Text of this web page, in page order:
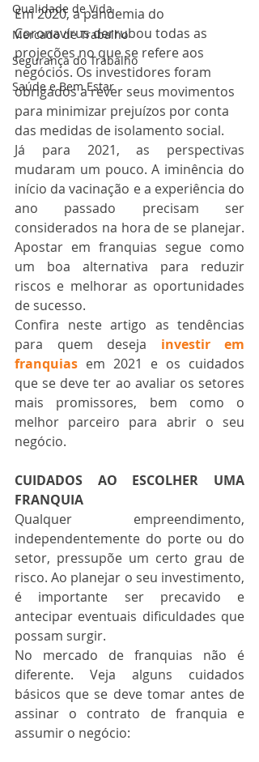
Qualidade de Vida
Mercado de Trabalho
Segurança do Trabalho
Saúde e Bem Estar
Em 2020, a pandemia do
Coronavírus derrubou todas as
projeções no que se refere aos
negócios. Os investidores foram
obrigados a rever seus movimentos
para minimizar prejuízos por conta
das medidas de isolamento social.
Já para 2021, as perspectivas
mudaram um pouco. A iminência do
início da vacinação e a experiência do
ano passado precisam ser
considerados na hora de se planejar.
Apostar em franquias segue como
um boa alternativa para reduzir
riscos e melhorar as oportunidades
de sucesso.
Confira neste artigo as tendências
para quem deseja investir em
franquias em 2021 e os cuidados
que se deve ter ao avaliar os setores
mais promissores, bem como o
melhor parceiro para abrir o seu
negócio.
CUIDADOS AO ESCOLHER UMA
FRANQUIA
Qualquer empreendimento,
independentemente do porte ou do
setor, pressupõe um certo grau de
risco. Ao planejar o seu investimento,
é importante ser precavido e
antecipar eventuais dificuldades que
possam surgir.
No mercado de franquias não é
diferente. Veja alguns cuidados
básicos que se deve tomar antes de
assinar o contrato de franquia e
assumir o negócio: